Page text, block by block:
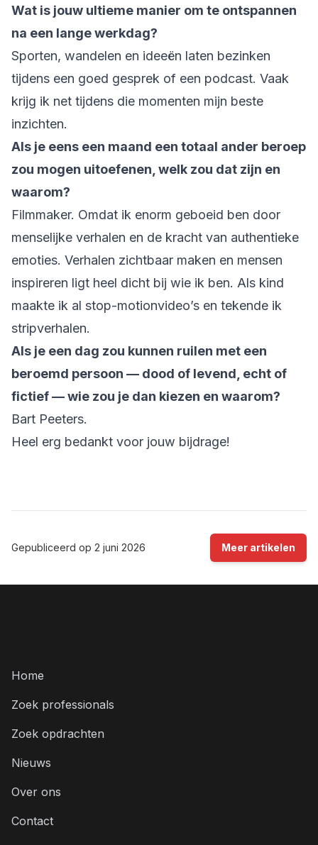
Wat is jouw ultieme manier om te ontspannen
na een lange werkdag?
Sporten, wandelen en ideeën laten bezinken
tijdens een goed gesprek of een podcast. Vaak
krijg ik net tijdens die momenten mijn beste
inzichten.
Als je eens een maand een totaal ander beroep
zou mogen uitoefenen, welk zou dat zijn en
waarom?
Filmmaker. Omdat ik enorm geboeid ben door
menselijke verhalen en de kracht van authentieke
emoties. Verhalen zichtbaar maken en mensen
inspireren ligt heel dicht bij wie ik ben. Als kind
maakte ik al stop-motionvideo’s en tekende ik
stripverhalen.
Als je een dag zou kunnen ruilen met een
beroemd persoon — dood of levend, echt of
fictief — wie zou je dan kiezen en waarom?
Bart Peeters.
Heel erg bedankt voor jouw bijdrage!
Gepubliceerd op 2 juni 2026 Meer artikelen
Home
Zoek professionals
Zoek opdrachten
Nieuws
Over ons
Contact